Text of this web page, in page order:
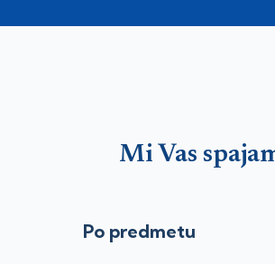
Mi Vas
Po predmetu